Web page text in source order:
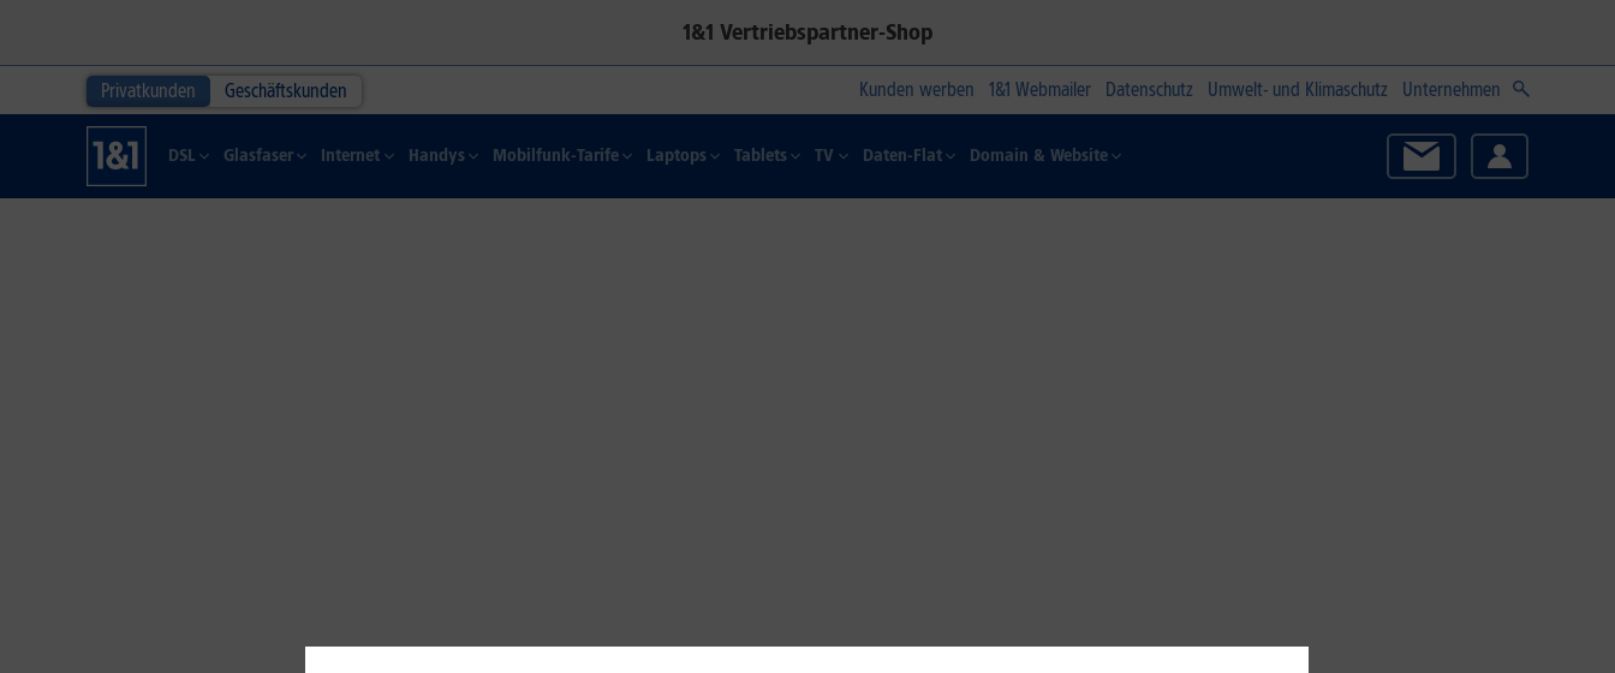
1&1 Vertriebspartner-Shop
Privatkunden Geschäftskunden Kunden werben 1&1 Webmailer Datenschutz Umwelt- und Klimaschutz Unternehmen
DSL Glasfaser Internet Handys Mobilfunk-Tarife Laptops Tablets TV Daten-Flat Domain & Website